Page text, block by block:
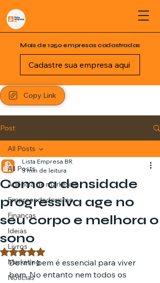
Mais de 1250 empresas cadastradas
Cadastre sua empresa aqui
Copy Link
Post
All Posts
Agência de marketing
Empreendedorismo
Finanças
Ideias
Livros
Marketing
Notícias
All Posts
Como a densidade
progressiva age no
seu corpo e melhora o
sono
Lista Empresa BR
3 min de leitura
Avaliado com NaN de 5 estrelas.
Dormir bem é essencial para viver
bem. No entanto nem todos os